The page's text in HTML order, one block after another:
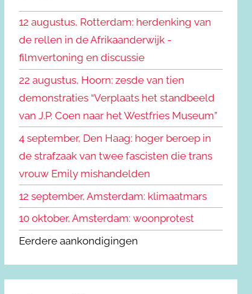
n
a
a
r
:
e
12 augustus, Rotterdam: herdenking van
de rellen in de Afrikaanderwijk -
filmvertoning en discussie
22 augustus, Hoorn: zesde van tien
demonstraties “Verplaats het standbeeld
van J.P. Coen naar het Westfries Museum”
4 september, Den Haag: hoger beroep in
de strafzaak van twee fascisten die trans
vrouw Emily mishandelden
12 september, Amsterdam: klimaatmars
10 oktober, Amsterdam: woonprotest
Eerdere aankondigingen